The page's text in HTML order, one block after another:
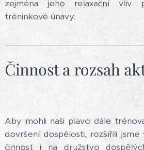
zejména jeho relaxační vliv
tréninkové únavy.
Činnost a rozsah
Aby mohli naši plavci dále
dovršení dospělosti, rozšířili
činnost i na družstvo